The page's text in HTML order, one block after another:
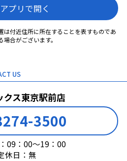
プリで開く
付近住所に所在することを表すものであ
合がございます。
US
クス東京駅前店
3500
09：00～19：00
休日：無